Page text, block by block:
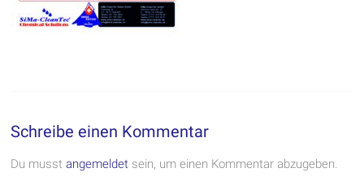
Schreibe einen Kommentar
Du musstangemeldet sein, um einen Kommentar abzugeben.